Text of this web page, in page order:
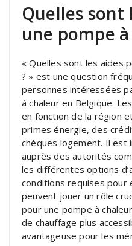
Quelles sont
une pompe
« Quelles sont les aides
? » est une question
personnes intéressées
à chaleur en Belgique.
en fonction de la région
primes énergie, des
chèques logement. Il
auprès des autorités
les différentes options
conditions requises pour
peuvent jouer un rôle
pour une pompe à
de chauffage plus
avantageuse pour les